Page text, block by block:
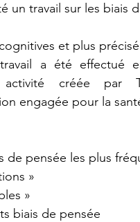
un travail sur les biais
et plus
a été effectué
engagée pour la
de pensée les plus
»
»
biais de pensée